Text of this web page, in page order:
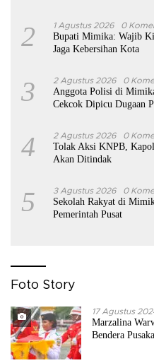
2 1 Agustus 2026 0
Bupati Mimika: Wajib
Jaga Kebersihan Kota
3 2 Agustus 2026 0
Anggota Polisi di
Cekcok Dipicu Dugaan
4 2 Agustus 2026 0
Tolak Aksi KNPB,
Akan Ditindak
5 3 Agustus 2026 0
Sekolah Rakyat di
Pemerintah Pusat
Foto Story
17 Agustus
Marzalina
Bendera